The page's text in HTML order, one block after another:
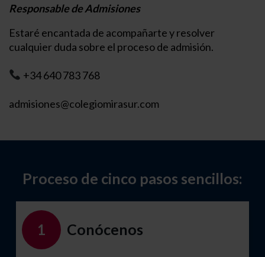
Responsable de Admisiones
Estaré encantada de acompañarte y resolver
cualquier duda sobre el proceso de admisión.
+34 640 783 768
admisiones@colegiomirasur.com
Proceso de cinco pasos sencillos:
1 Conócenos